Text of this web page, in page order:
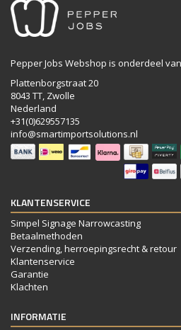
Pepper Jobs Webshop is onderdeel
Plattenborgstraat 20
8043 TT, Zwolle
Nederland
+31(0)629557135
info@smartimportsolutions.nl
KLANTENSERVICE
Simpel Signage Narrowcasting
Betaalmethoden
Verzending, herroepingsrecht & retour
Klantenservice
Garantie
Klachten
INFORMATIE